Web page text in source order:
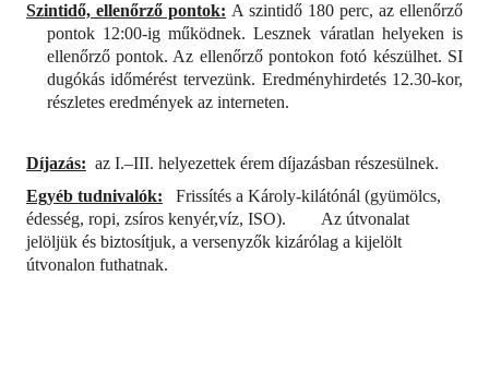
Szintidő, ellenőrző pontok: A szintidő 180 perc, az ellenőrző
pontok 12:00-ig működnek. Lesznek váratlan helyeken is
ellenőrző pontok. Az ellenőrző pontokon fotó készülhet. SI
dugókás időmérést tervezünk. Eredményhirdetés 12.30-kor,
részletes eredmények az interneten.
Díjazás: az I.–III. helyezettek érem díjazásban részesülnek.
Egyéb tudnivalók:
Frissítés a Károly-kilátónál (gyümölcs,
édesség, ropi, zsíros kenyér,víz, ISO).
Az útvonalat
jelöljük és biztosítjuk, a versenyzők kizárólag a kijelölt
útvonalon futhatnak.